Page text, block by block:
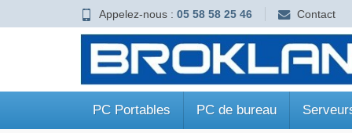
Appelez-nous : 05 58 58 25 46 Contact
PC Portables PC de bureau